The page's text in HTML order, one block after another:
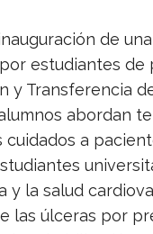
de
estudiantes de
y Transferencia
abordan
a
la salud
las úlceras por